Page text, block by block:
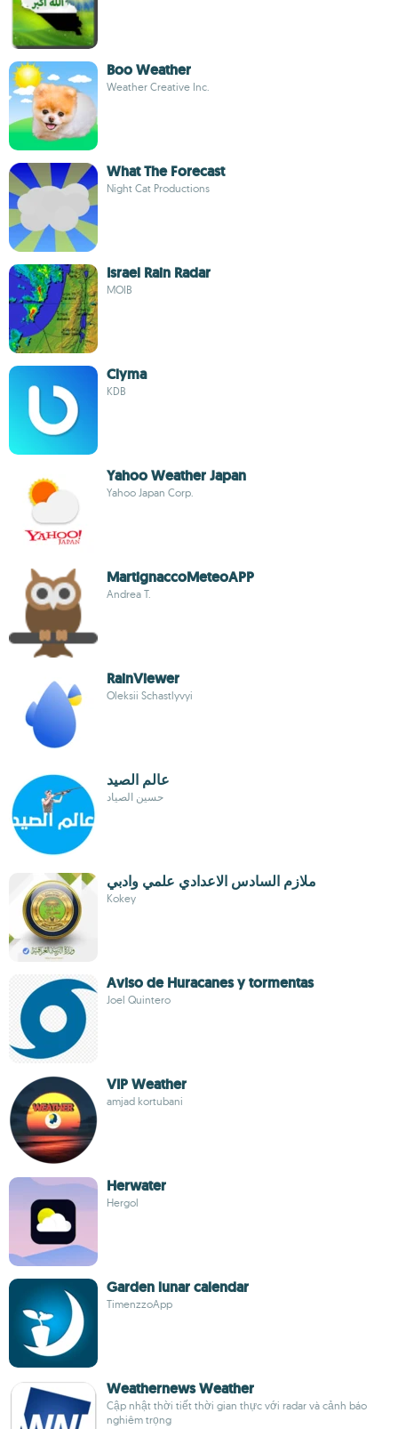
Boo Weather
Weather Creative Inc.
What The Forecast
Night Cat Productions
Israel Rain Radar
MOIB
Clyma
KDB
Yahoo Weather Japan
Yahoo Japan Corp.
MartignaccoMeteoAPP
Andrea T.
RainViewer
Oleksii Schastlyvyi
عالم الصيد
حسين الصياد
ملازم السادس الاعدادي علمي وادبي
Kokey
Aviso de Huracanes y tormentas
Joel Quintero
VIP Weather
amjad kortubani
Herwater
Hergol
Garden lunar calendar
TimenzzoApp
Weathernews Weather
Cập nhật thời tiết thời gian thực với radar và cảnh báo
nghiêm trọng